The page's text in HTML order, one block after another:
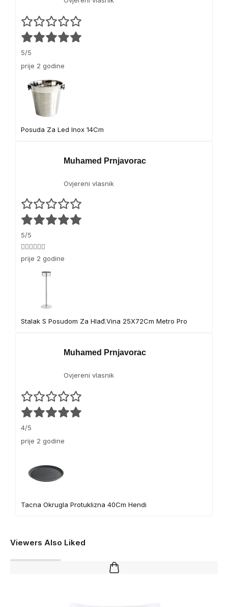
5/5
prije 2 godine
Posuda Za Led Inox 14Cm
Muhamed Prnjavorac
Ovjereni vlasnik
5/5
👍🏻👍🏻👍🏻
prije 2 godine
Stalak S Posudom Za Hlađ.Vina 25X72Cm Metro Pro
Muhamed Prnjavorac
Ovjereni vlasnik
4/5
prije 2 godine
Tacna Okrugla Protuklizna 40Cm Hendi
Viewers Also Liked